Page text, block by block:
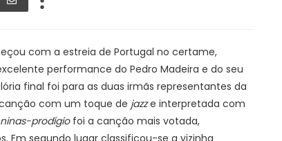
com a estreia de Portugal no certame,
performance do Pedro Madeira e do seu
final foi para as duas irmãs representantes da
com um toque de jazze interpretada com
prodígiofoi a canção mais votada,
Em segundo lugar classificou-se a vizinha